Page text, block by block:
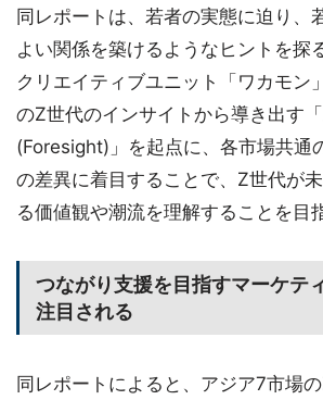
同レポートは、若者の実態に迫り、
よい関係を築けるようなヒントを探
クリエイティブユニット「ワカモン
のZ世代のインサイトから導き出す
(Foresight)」を起点に、各市場共通
の差異に着目することで、Z世代が
る価値観や潮流を理解することを目
つながり支援を目指すマーケテ
注目される
同レポートによると、アジア7市場